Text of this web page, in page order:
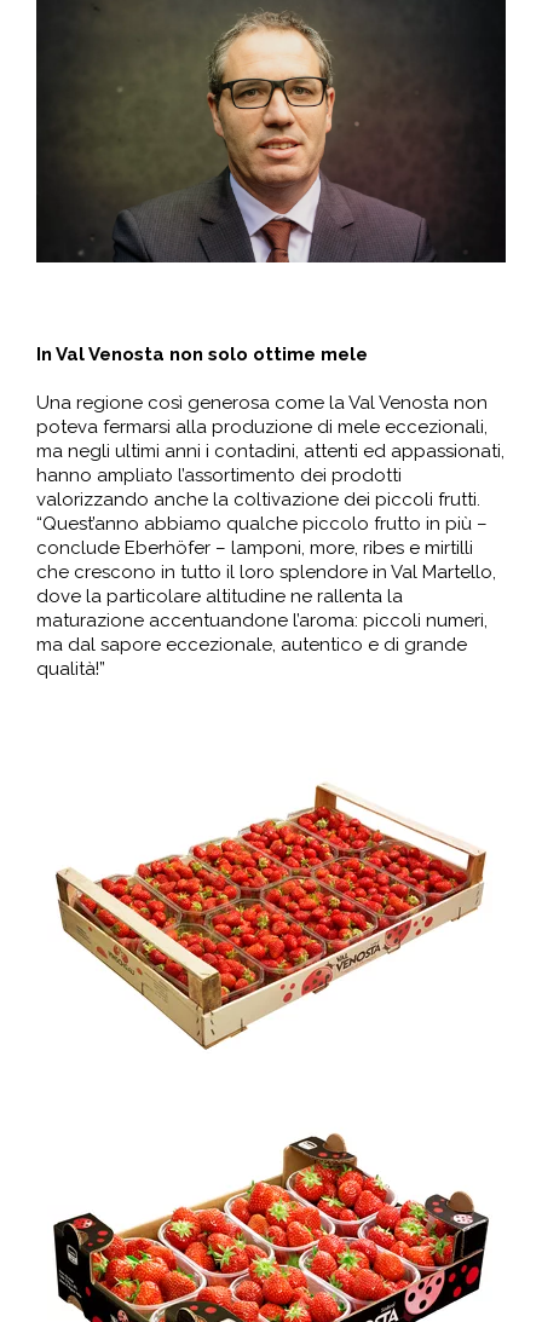
In Val Venosta non solo ottime mele
Una regione così generosa come la Val Venosta non
poteva fermarsi alla produzione di mele eccezionali,
ma negli ultimi anni i contadini, attenti ed appassionati,
hanno ampliato l’assortimento dei prodotti
valorizzando anche la coltivazione dei piccoli frutti.
“Quest’anno abbiamo qualche piccolo frutto in più –
conclude Eberhöfer – lamponi, more, ribes e mirtilli
che crescono in tutto il loro splendore in Val Martello,
dove la particolare altitudine ne rallenta la
maturazione accentuandone l’aroma: piccoli numeri,
ma dal sapore eccezionale, autentico e di grande
qualità!”